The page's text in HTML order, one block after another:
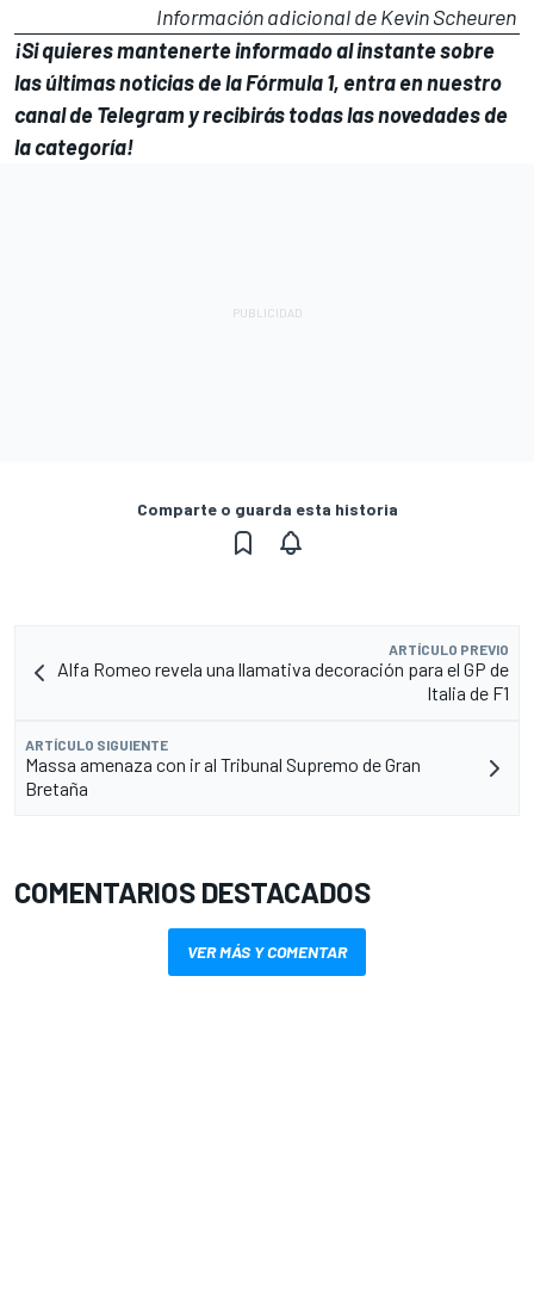
Información adicional de Kevin Scheuren
¡Si quieres mantenerte informado al instante sobre
las últimas noticias de laFórmula 1, entra ennuestro
canal de Telegramy recibirás todas las novedades de
la categoría!
Comparte o guarda esta historia
ARTÍCULO PREVIO
Alfa Romeo revela una llamativa decoración para el GP de
Italia de F1
ARTÍCULO SIGUIENTE
Massa amenaza con ir al Tribunal Supremo de Gran
Bretaña
COMENTARIOS DESTACADOS
VER MÁS Y COMENTAR